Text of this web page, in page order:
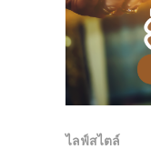
ไลฟ์สไตล์